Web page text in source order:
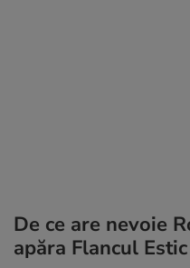
De ce are nevoie
apăra Flancul